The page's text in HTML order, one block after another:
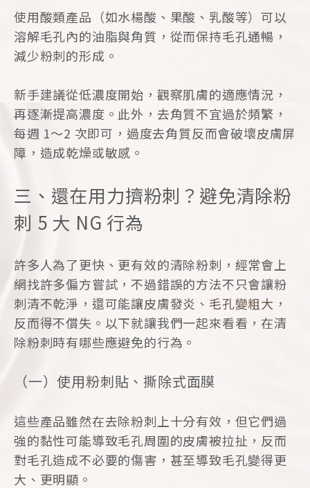
使用酸類產品（如水楊酸、果酸、乳酸等）可以
溶解毛孔內的油脂與角質，從而保持毛孔通暢，
減少粉刺的形成。
新手建議從低濃度開始，觀察肌膚的適應情況，
再逐漸提高濃度。此外，去角質不宜過於頻繁，
每週 1～2 次即可，過度去角質反而會破壞皮膚屏
障，造成乾燥或敏感。
三、還在用力擠粉刺？避免清除粉
刺 5 大 NG 行為
許多人為了更快、更有效的清除粉刺，經常會上
網找許多偏方嘗試，不過錯誤的方法不只會讓粉
刺清不乾淨，還可能讓皮膚發炎、 毛孔變粗大 ，
反而得不償失。以下就讓我們一起來看看，在清
除粉刺時有哪些應避免的行為。
（一）使用粉刺貼、撕除式面膜
這些產品雖然在去除粉刺上十分有效，但它們過
強的黏性可能導致毛孔周圍的皮膚被拉扯，反而
對毛孔造成不必要的傷害，甚至導致毛孔變得更
大、更明顯。